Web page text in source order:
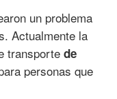
un problema
Actualmente la
transporte de
personas que